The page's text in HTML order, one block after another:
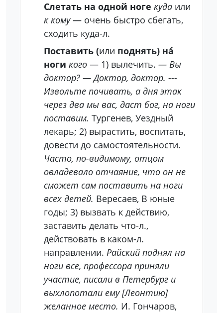
Слетать на одной ноге куда или
к кому— очень быстро сбегать,
сходить куда-л.
Поставить (или поднять) на́
ноги кого — 1) вылечить. — Вы
доктор? — Доктор, доктор. ---
Извольте почивать, а дня этак
через два мы вас, даст бог, на ноги
поставим. Тургенев, Уездный
лекарь; 2) вырастить, воспитать,
довести до самостоятельности.
Часто, по-видимому, отцом
овладевало отчаяние, что он не
сможет сам поставить на ноги
всех детей. Вересаев, В юные
годы; 3) вызвать к действию,
заставить делать что-л.,
действовать в каком-л.
направлении. Райский поднял на
ноги все, профессора приняли
участие, писали в Петербург и
выхлопотали ему [Леонтию]
желанное место. И. Гончаров,